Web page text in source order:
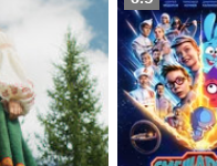
Кинопоиска
5.9